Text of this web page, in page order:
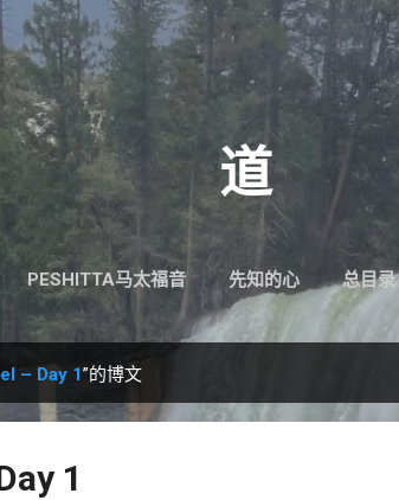
跳至主要内容
道
PESHITTA马太福音 先知的心 总目录
– Day 1”的博文
1